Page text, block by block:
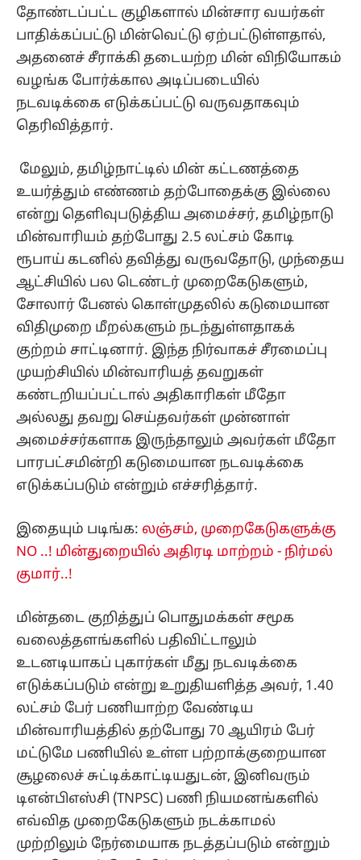
தோண்டப்பட்ட குழிகளால் மின்சார வயர்கள்
பாதிக்கப்பட்டு மின்வெட்டு ஏற்பட்டுள்ளதால்,
அதனைச் சீராக்கி தடையற்ற மின் விநியோகம்
வழங்க போர்க்கால அடிப்படையில்
நடவடிக்கை எடுக்கப்பட்டு வருவதாகவும்
தெரிவித்தார்.
மேலும், தமிழ்நாட்டில் மின் கட்டணத்தை
உயர்த்தும் எண்ணம் தற்போதைக்கு இல்லை
என்று தெளிவுபடுத்திய அமைச்சர், தமிழ்நாடு
மின்வாரியம் தற்போது 2.5 லட்சம் கோடி
ரூபாய் கடனில் தவித்து வருவதோடு, முந்தைய
ஆட்சியில் பல டெண்டர் முறைகேடுகளும்,
சோலார் பேனல் கொள்முதலில் கடுமையான
விதிமுறை மீறல்களும் நடந்துள்ளதாகக்
குற்றம் சாட்டினார். இந்த நிர்வாகச் சீரமைப்பு
முயற்சியில் மின்வாரியத் தவறுகள்
கண்டறியப்பட்டால் அதிகாரிகள் மீதோ
அல்லது தவறு செய்தவர்கள் முன்னாள்
அமைச்சர்களாக இருந்தாலும் அவர்கள் மீதோ
பாரபட்சமின்றி கடுமையான நடவடிக்கை
எடுக்கப்படும் என்றும் எச்சரித்தார்.
இதையும் படிங்க: லஞ்சம், முறைகேடுகளுக்கு
NO ..! மின்துறையில் அதிரடி மாற்றம் - நிர்மல்
குமார்..!
மின்தடை குறித்துப் பொதுமக்கள் சமூக
வலைத்தளங்களில் பதிவிட்டாலும்
உடனடியாகப் புகார்கள் மீது நடவடிக்கை
எடுக்கப்படும் என்று உறுதியளித்த அவர், 1.40
லட்சம் பேர் பணியாற்ற வேண்டிய
மின்வாரியத்தில் தற்போது 70 ஆயிரம் பேர்
மட்டுமே பணியில் உள்ள பற்றாக்குறையான
சூழலைச் சுட்டிக்காட்டியதுடன், இனிவரும்
டிஎன்பிஎஸ்சி (TNPSC) பணி நியமனங்களில்
எவ்வித முறைகேடுகளும் நடக்காமல்
முற்றிலும் நேர்மையாக நடத்தப்படும் என்றும்